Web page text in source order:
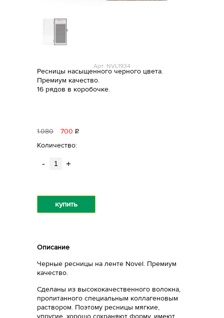
Арт: NVL1934
Ресницы насыщенного черного цвета.
Премиум качество.
16 рядов в коробочке.
1080 700 Р
Количество:
- +
купить
Описание
Черные ресницы на ленте Novel. Премиум
качество.
Сделаны из высококачественного волокна,
пропитанного специальным коллагеновым
раствором. Поэтому ресницы мягкие,